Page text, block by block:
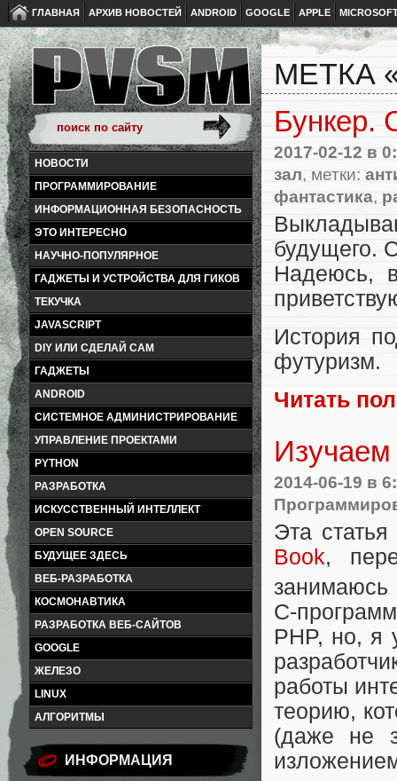
ГЛАВНАЯ АРХИВ НОВОСТЕЙ ANDROID GOOGLE APPLE
НОВОСТИ
ПРОГРАММИРОВАНИЕ
ИНФОРМАЦИОННАЯ БЕЗОПАСНОСТЬ
ЭТО ИНТЕРЕСНО
НАУЧНО-ПОПУЛЯРНОЕ
ГАДЖЕТЫ И УСТРОЙСТВА ДЛЯ ГИКОВ
ТЕКУЧКА
JAVASCRIPT
DIY ИЛИ СДЕЛАЙ САМ
ГАДЖЕТЫ
ANDROID
СИСТЕМНОЕ АДМИНИСТРИРОВАНИЕ
УПРАВЛЕНИЕ ПРОЕКТАМИ
PYTHON
РАЗРАБОТКА
ИСКУССТВЕННЫЙ ИНТЕЛЛЕКТ
OPEN SOURCE
БУДУЩЕЕ ЗДЕСЬ
ВЕБ-РАЗРАБОТКА
КОСМОНАВТИКА
РАЗРАБОТКА ВЕБ-САЙТОВ
GOOGLE
ЖЕЛЕЗО
LINUX
АЛГОРИТМЫ
ИНФОРМАЦИЯ
МЕТКА
Бункер.
2017-02-12 в
зал, метки:
фантастика,
будущего.
Надеюсь,
История
футуризм.
Читать
Изучаем
2014-06-19 в
Эта
Book,
занимаюсь
C-
PHP, но, я
работы
теорию,
(даже не